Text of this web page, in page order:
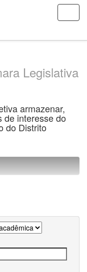
Legislativa
armazenar,
de interesse do
do Distrito